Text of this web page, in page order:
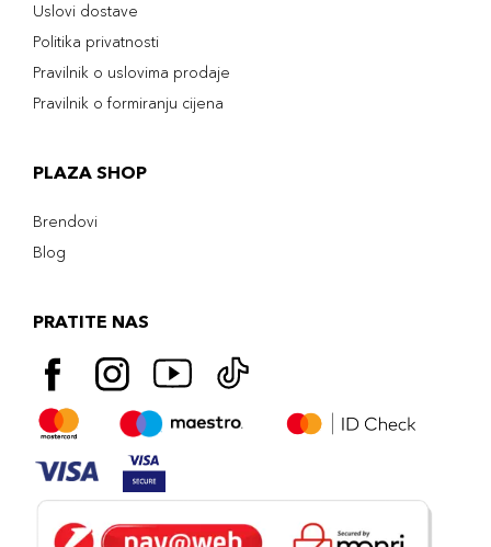
Uslovi dostave
Politika privatnosti
Pravilnik o uslovima prodaje
Pravilnik o formiranju cijena
PLAZA SHOP
Brendovi
Blog
PRATITE NAS